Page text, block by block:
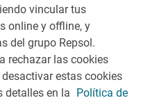
vincular tus
online y offline, y
del grupo Repsol.
rechazar las cookies
estas cookies
detalles en la Política de